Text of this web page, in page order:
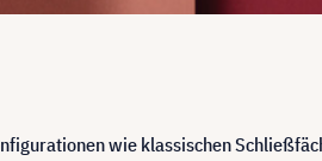
wie klassischen